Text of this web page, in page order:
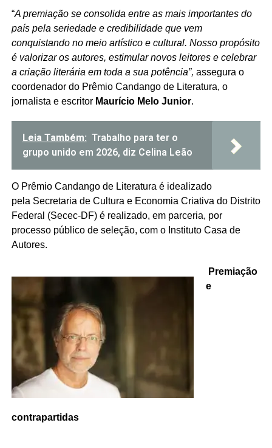
“A premiação se consolida entre as mais importantes do
país pela seriedade e credibilidade que vem
conquistando no meio artístico e cultural. Nosso propósito
é valorizar os autores, estimular novos leitores e celebrar
a criação literária em toda a sua potência”, assegura o
coordenador do Prêmio Candango de Literatura, o
jornalista e escritor Maurício Melo Junior.
Leia Também: Trabalho para ter o
grupo unido em 2026, diz Celina Leão
O Prêmio Candango de Literatura é idealizado
pela Secretaria de Cultura e Economia Criativa do Distrito
Federal (Secec-DF) é realizado, em parceria, por
processo público de seleção, com o Instituto Casa de
Autores.
Premiação
e
contrapartidas